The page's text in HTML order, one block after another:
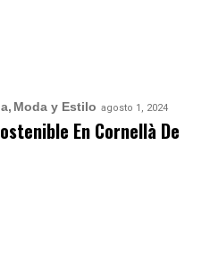
Moda y Estilo agosto 1, 2024
En Cornellà De